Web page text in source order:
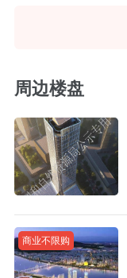
周边楼盘
商业不限购